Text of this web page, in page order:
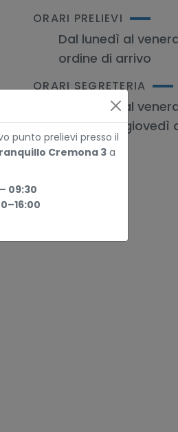
punto prelievi presso il
Cremona 3 a
09:30
ORARI PRELIEVI
Dal lunedì al
ordine di arrivo
ORARI SEGRETERIA
Dal lunedì al
martedì e giovedì